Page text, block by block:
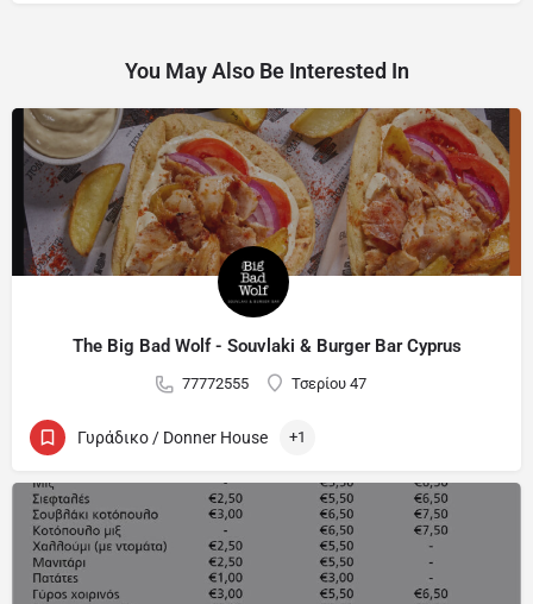
You May Also Be Interested In
The Big Bad Wolf - Souvlaki & Burger Bar Cyprus
77772555 Τσερίου 47
Γυράδικο / Donner House +1